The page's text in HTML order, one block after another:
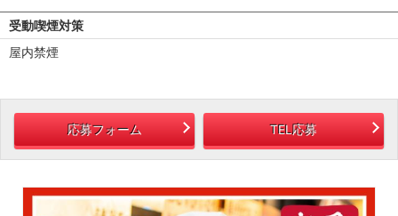
受動喫煙対策
屋内禁煙
応募フォーム TEL応募